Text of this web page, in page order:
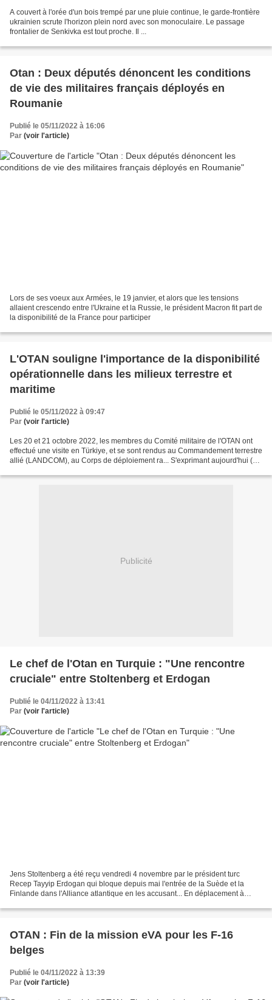
A couvert à l'orée d'un bois trempé par une pluie continue, le garde-frontière
ukrainien scrute l'horizon plein nord avec son monoculaire. Le passage
frontalier de Senkivka est tout proche. Il ...
Otan : Deux députés dénoncent les conditions
de vie des militaires français déployés en
Roumanie
Publié le 05/11/2022 à 16:06
Par (voir l'article)
Lors de ses voeux aux Armées, le 19 janvier, et alors que les tensions
allaient crescendo entre l'Ukraine et la Russie, le président Macron fit part de
la disponibilité de la France pour participer
L'OTAN souligne l'importance de la disponibilité
opérationnelle dans les milieux terrestre et
maritime
Publié le 05/11/2022 à 09:47
Par (voir l'article)
Les 20 et 21 octobre 2022, les membres du Comité militaire de l'OTAN ont
effectué une visite en Türkiye, et se sont rendus au Commandement terrestre
allié (LANDCOM), au Corps de déploiement ra... S'exprimant aujourd'hui (4
Publicité
Le chef de l'Otan en Turquie : "Une rencontre
cruciale" entre Stoltenberg et Erdogan
Publié le 04/11/2022 à 13:41
Par (voir l'article)
Jens Stoltenberg a été reçu vendredi 4 novembre par le président turc
Recep Tayyip Erdogan qui bloque depuis mai l'entrée de la Suède et la
Finlande dans l'Alliance atlantique en les accusant... En déplacement à
OTAN : Fin de la mission eVA pour les F-16
belges
Publié le 04/11/2022 à 13:39
Par (voir l'article)